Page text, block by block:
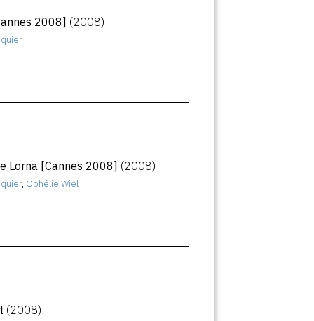
2008] (2008)
Lorna [Cannes 2008] (2008)
, Ophélie Wiel
(2008)